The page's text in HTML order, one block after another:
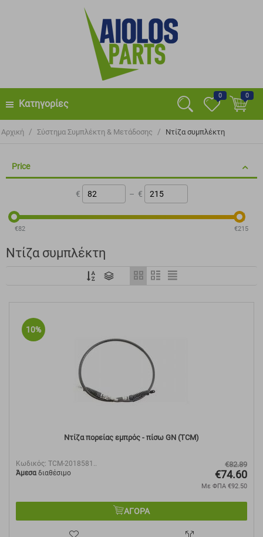
Κατηγορίες
0 0
Αρχική / Σύστημα Συμπλέκτη & Μετάδοσης / Ντίζα συμπλέκτη
Price
€ – €
‎€82 ‎€215
Ντίζα συμπλέκτη
10%
Ντίζα πορείας εμπρός - πίσω GN (TCM)
Κωδικός: TCM-2018581..
Άμεσα διαθέσιμο
€82.89
€74.60
Με ΦΠΑ €92.50
ΑΓΟΡΑ